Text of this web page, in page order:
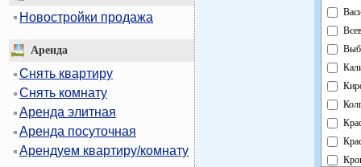
Новостройки продажа
Аренда
Снять квартиру
Снять комнату
Аренда элитная
Аренда посуточная
Арендуем квартиру/комнату